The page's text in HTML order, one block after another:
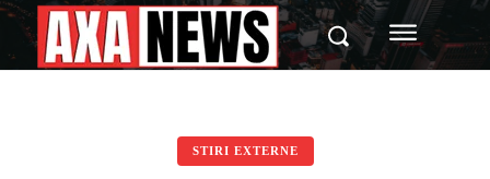
STIRI EXTERNE